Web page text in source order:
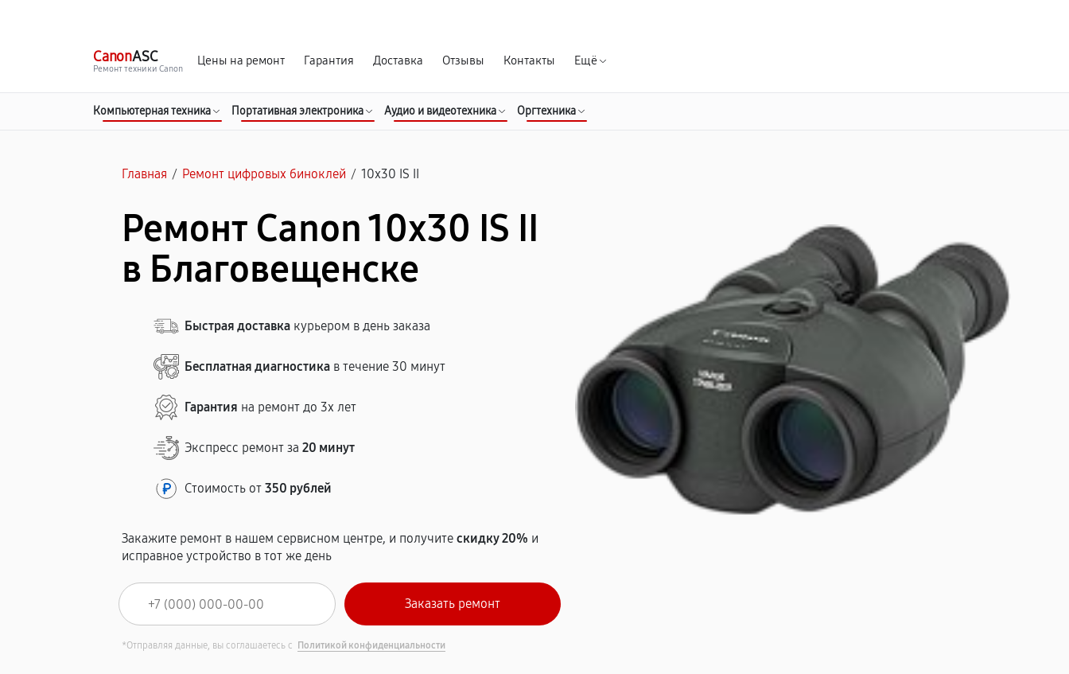
CanonASC
Ремонт техники Canon
Цены на ремонт Гарантия Доставка Отзывы Контакты Ещё
Компьютерная техника Портативная электроника Аудио и видеотехника Оргтехника
Главная / Ремонт цифровых биноклей / 10x30 IS II
Ремонт Canon 10x30 IS II
в Благовещенске
Быстрая доставка курьером в день заказа
Бесплатная диагностика в течение 30 минут
Гарантия на ремонт до 3х лет
Экспресс ремонт за20 минут
Стоимость от350 рублей
Закажите ремонт в нашем сервисном центре, и получитескидку 20% и
исправное устройство в тот же день
*Отправляя данные, вы соглашаетесь с Политикой конфиденциальности